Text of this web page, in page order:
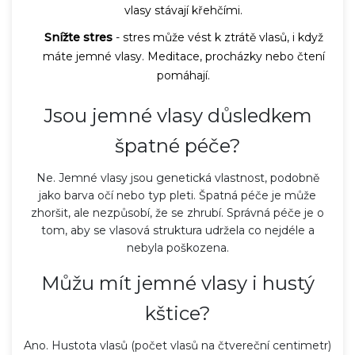
vlasy stávají křehčími.
Snížte stres- stres může vést k ztrátě vlasů, i když
máte jemné vlasy. Meditace, procházky nebo čtení
pomáhají.
Jsou jemné vlasy důsledkem
špatné péče?
Ne. Jemné vlasy jsou genetická vlastnost, podobně
jako barva očí nebo typ pleti. Špatná péče je může
zhoršit, ale nezpůsobí, že se zhrubí. Správná péče je o
tom, aby se vlasová struktura udržela co nejdéle a
nebyla poškozena.
Můžu mít jemné vlasy i hustý
kštice?
Ano. Hustota vlasů (počet vlasů na čtvereční centimetr)